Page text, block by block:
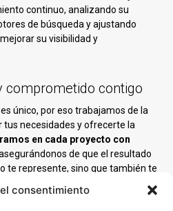
consentimiento
continuo, analizando su
de búsqueda y ajustando
su visibilidad y
comprometido contigo
único, por eso trabajamos de la
necesidades y ofrecerte la
en cada proyecto con
de que el resultado
te represente, sino que también te